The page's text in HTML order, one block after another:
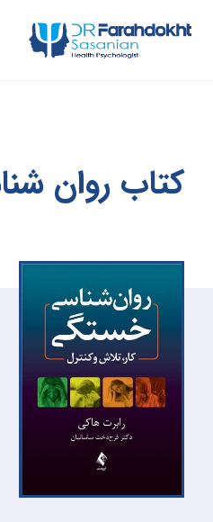
کتاب روان